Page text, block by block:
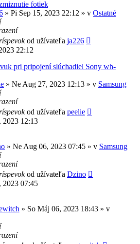
fotiek
» Pi Sep 15, 2023 22:12 » v Ostatné
od užívateľa ja226
22:12
pri pripojení slúchadiel Sony wh-
» Ne Aug 27, 2023 12:13 » v Samsung
od užívateľa peelie
2023 12:13
» Ne Aug 06, 2023 07:45 » v Samsung
od užívateľa Dzino
2023 07:45
» So Máj 06, 2023 18:43 » v